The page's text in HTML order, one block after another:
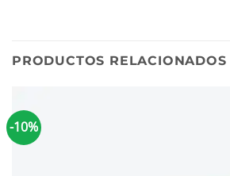
PRODUCTOS RELACIONADOS
-10%